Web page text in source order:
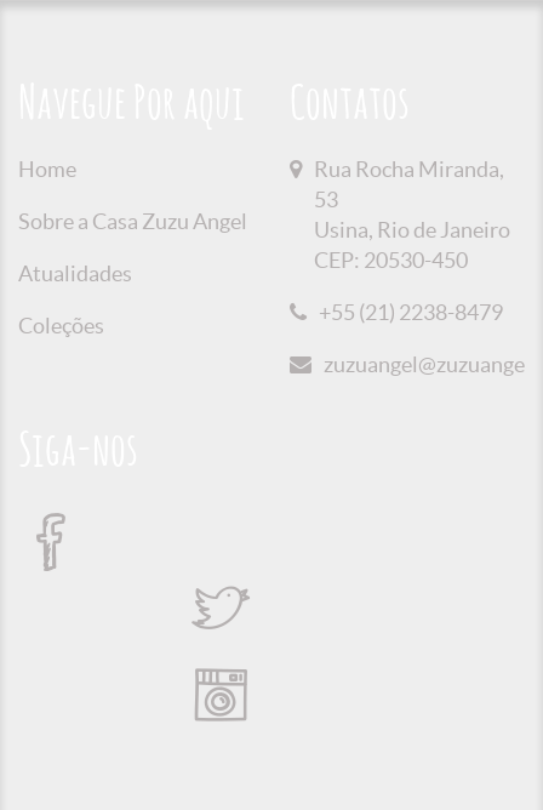
Home
Sobre a Casa Zuzu Angel
Atualidades
Coleções
Rua Rocha Miranda,
53
Usina, Rio de Janeiro
CEP: 20530-450
+55 (21) 2238-8479